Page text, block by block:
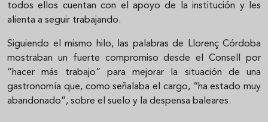
todos ellos cuentan con el apoyo de la institución y les
alienta a seguir trabajando.
Siguiendo el mismo hilo, las palabras de Llorenç Córdoba
mostraban un fuerte compromiso desde el Consell por
“hacer más trabajo” para mejorar la situación de una
gastronomía que, como señalaba el cargo, “ha estado muy
abandonado”, sobre el suelo y la despensa baleares.